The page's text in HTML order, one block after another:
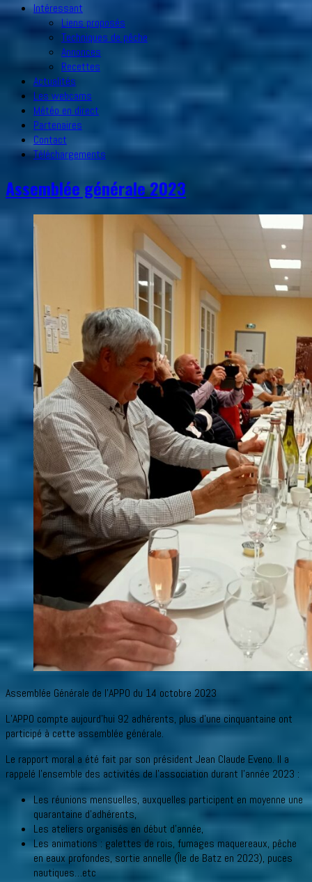
Intéressant
Liens proposés
Techniques de pêche
Annonces
Recettes
Actualités
Les webcams
Météo en direct
Partenaires
Contact
Téléchargements
Assemblée générale 2023
Assemblée Générale de l’APPO du 14 octobre 2023
L’APPO compte aujourd’hui 92 adhérents, plus d’une cinquantaine ont
participé à cette assemblée générale.
Le rapport moral a été fait par son président Jean Claude Eveno. Il a
rappelé l’ensemble des activités de l’association durant l’année 2023 :
Les réunions mensuelles, auxquelles participent en moyenne une
quarantaine d’adhérents,
Les ateliers organisés en début d’année,
Les animations : galettes de rois, fumages maquereaux, pêche
en eaux profondes, sortie annelle (Île de Batz en 2023), puces
nautiques…etc